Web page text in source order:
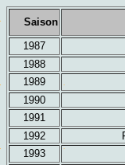
Saison
1987
1988
1989
1990
1991
1992
1993